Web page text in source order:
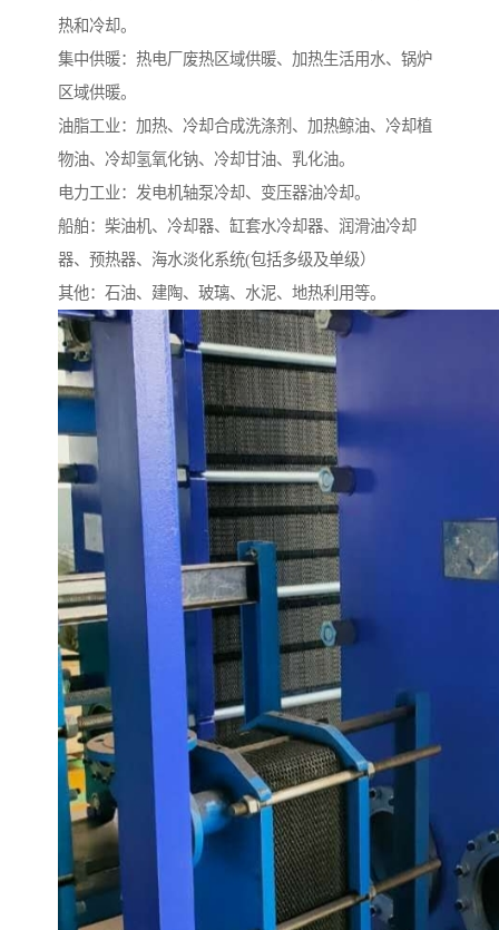
热和冷却。
集中供暖：热电厂废热区域供暖、加热生活用水、锅炉
区域供暖。
油脂工业：加热、冷却合成洗涤剂、加热鲸油、冷却植
物油、冷却氢氧化钠、冷却甘油、乳化油。
电力工业：发电机轴泵冷却、变压器油冷却。
船舶：柴油机、冷却器、缸套水冷却器、润滑油冷却
器、预热器、海水淡化系统(包括多级及单级）
其他：石油、建陶、玻璃、水泥、地热利用等。